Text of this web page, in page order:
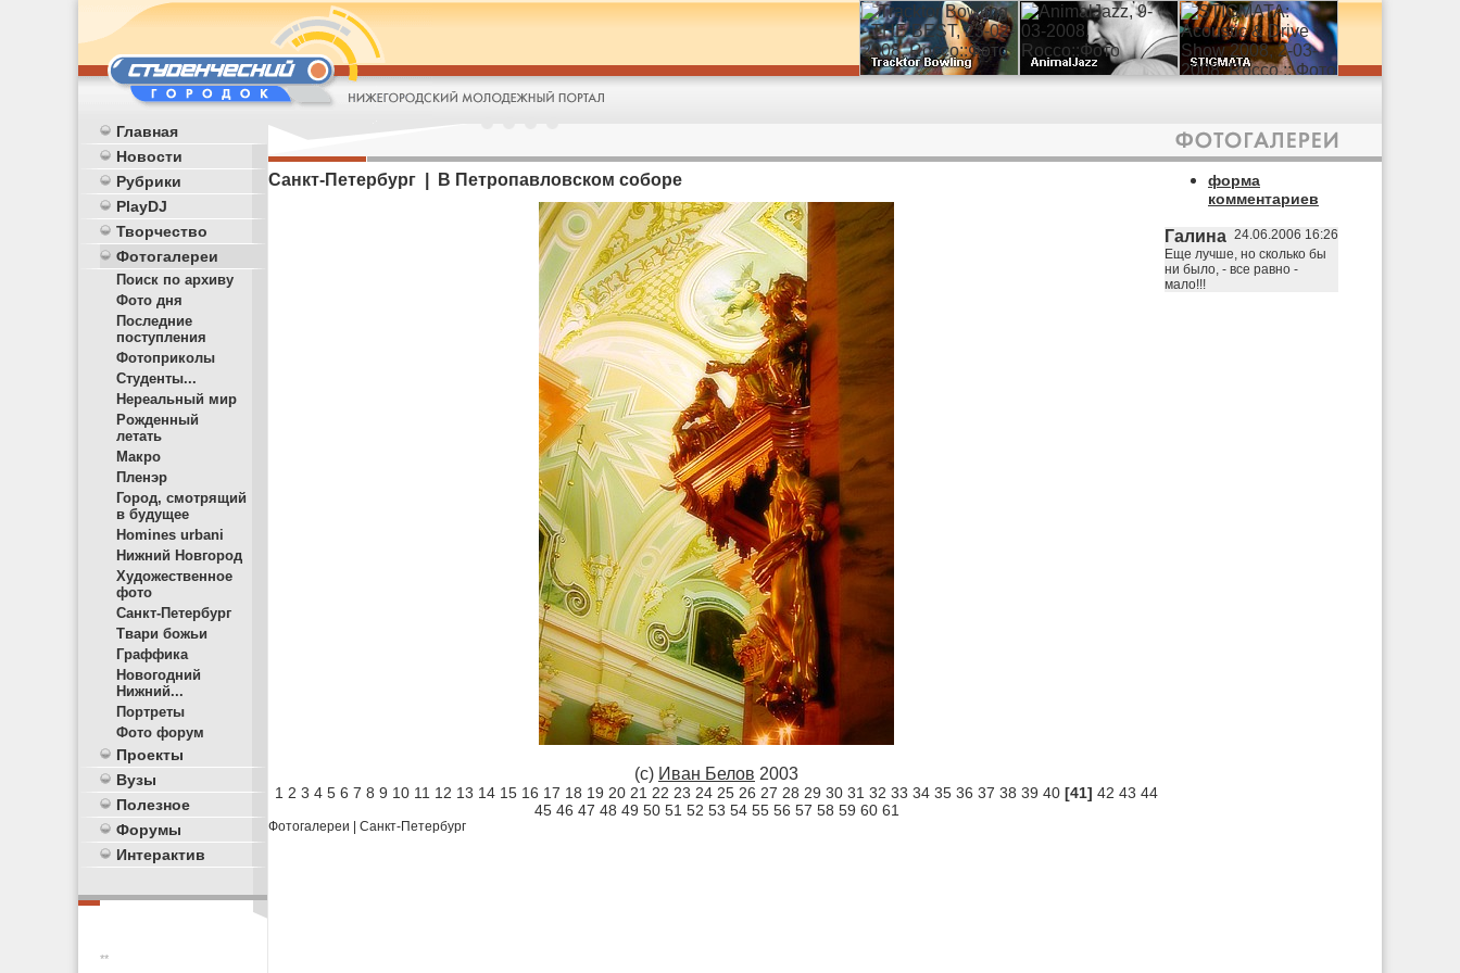
Главная
Новости
Рубрики
PlayDJ
Творчество
Фотогалереи
Поиск по архиву
Фото дня
Последние
поступления
Фотоприколы
Студенты...
Нереальный мир
Рожденный
летать
Макро
Пленэр
Город, смотрящий
в будущее
Homines urbani
Нижний Новгород
Художественное
фото
Санкт-Петербург
Твари божьи
Граффика
Новогодний
Нижний...
Портреты
Фото форум
Проекты
Вузы
Полезное
Форумы
Интерактив
**
Санкт-Петербург | В Петропавловском соборе
(c) Иван Белов 2003
1 2 3 4 5 6 7 8 9 10 11 12 13 14 15 16 17 18 19 20 21 22 23 24 25 26 27 28 29 30 31 32 33 34 35 36 37 38 39 40 [41] 42 43 44
45 46 47 48 49 50 51 52 53 54 55 56 57 58 59 60 61
Фотогалереи Санкт-Петербург
форма
комментариев
Галина 24.06.2006 16:26
Еще лучше, но сколько бы
ни было, - все равно -
мало!!!